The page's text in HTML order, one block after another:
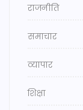
राजनीति
समाचार
व्यापार
शिक्षा